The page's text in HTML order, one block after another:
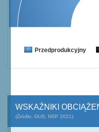
Przedprodukcyjny
WSKAŹNIKI
(Źródło: GUS, NSP 2021)